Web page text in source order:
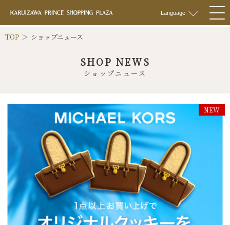
軽井沢 プリンス
Language
TOP ショップニュース
SHOP NEWS
ショップニュース
NEW